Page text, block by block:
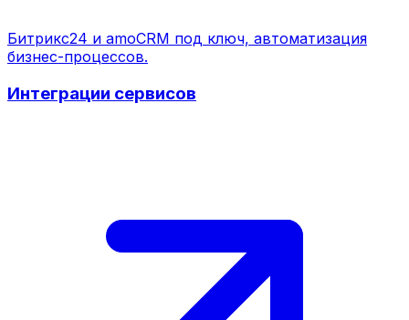
Битрикс24 и amoCRM под ключ, автоматизация
бизнес-процессов.
Интеграции сервисов